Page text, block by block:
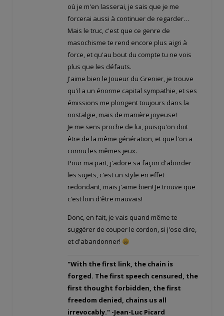
où je m'en lasserai, je sais que je me
forcerai aussi à continuer de regarder…
Mais le truc, c'est que ce genre de
masochisme te rend encore plus aigri à
force, et qu'au bout du compte tu ne vois
plus que les défauts.
J'aime bien le Joueur du Grenier, je trouve
qu'il a un énorme capital sympathie, et ses
émissions me plongent toujours dans la
nostalgie, mais de manière joyeuse!
Je me sens proche de lui, puisqu'on doit
être de la même génération, et que l'on a
connu les mêmes jeux.
Pour ma part, j'adore sa façon d'aborder
les sujets, c'est un style en effet
redondant, mais j'aime bien! Je trouve que
c'est loin d'être mauvais!
Donc, en fait, je vais quand même te
suggérer de couper le cordon, si j'ose dire,
et d'abandonner!
"With the first link, the chain is
forged. The first speech censured, the
first thought forbidden, the first
freedom denied, chains us all
irrevocably." -Jean-Luc Picard